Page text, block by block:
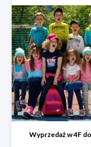
Wyprzedaż w 4F